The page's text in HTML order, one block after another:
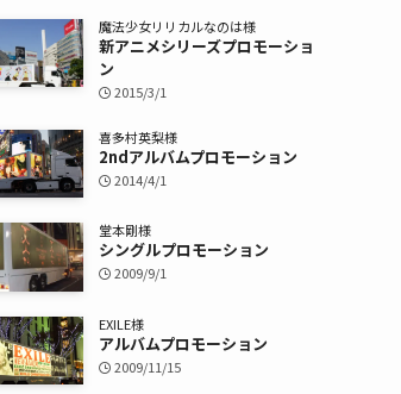
魔法少女リリカルなのは様
新アニメシリーズプロモーショ
ン
2015/3/1
喜多村英梨様
2ndアルバムプロモーション
2014/4/1
堂本剛様
シングルプロモーション
2009/9/1
EXILE様
アルバムプロモーション
2009/11/15